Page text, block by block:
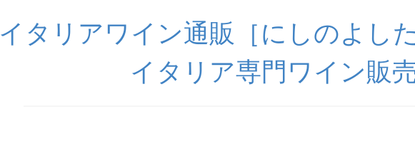
イタリアワイン通販［にしのよし
イタリア専門ワイン販